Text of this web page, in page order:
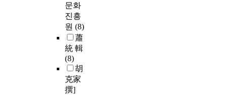
문화
진흥
원 (8)
蕭
統 輯
(8)
胡
克家
撰]